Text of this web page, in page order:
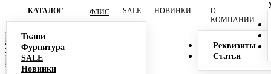
КАТАЛОГ
Ткани
Фурнитура
SALE
Новинки
ФЛИС SALE НОВИНКИ
О
КОМПАНИИ
Реквизиты
Статьи